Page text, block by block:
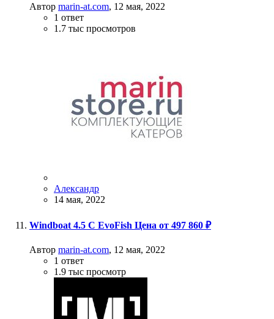
Автор marin-at.com, 12 мая, 2022
1 ответ
1.7 тыс просмотров
Александр
14 мая, 2022
Windboat 4.5 C EvoFish Цена от 497 860 ₽
Автор marin-at.com, 12 мая, 2022
1 ответ
1.9 тыс просмотр